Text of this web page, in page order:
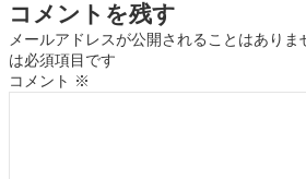
コメントを残す
メールアドレスが公開されることはありま
は必須項目です
コメント ※